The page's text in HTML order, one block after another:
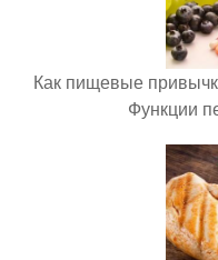
Как пищевые
Функции